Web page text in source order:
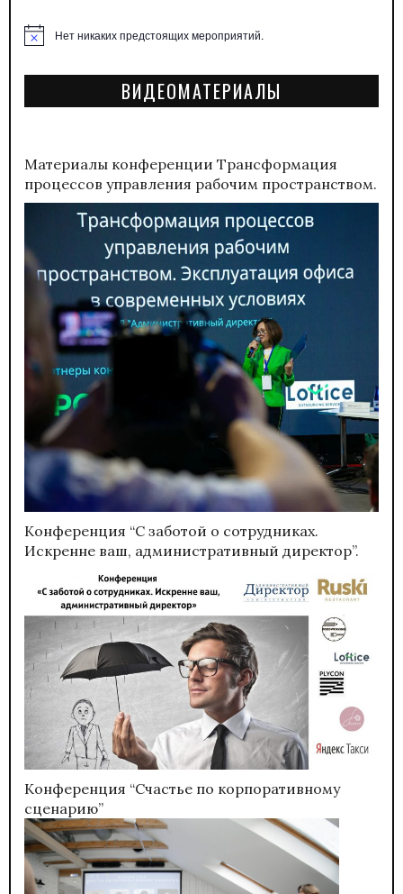
ЗаметкаНет никаких предстоящих мероприятий.
ВИДЕОМАТЕРИАЛЫ
Материалы конференции Трансформация
процессов управления рабочим пространством.
Конференция “С заботой о сотрудниках.
Искренне ваш, административный директор”.
Конференция “Счастье по корпоративному
сценарию”